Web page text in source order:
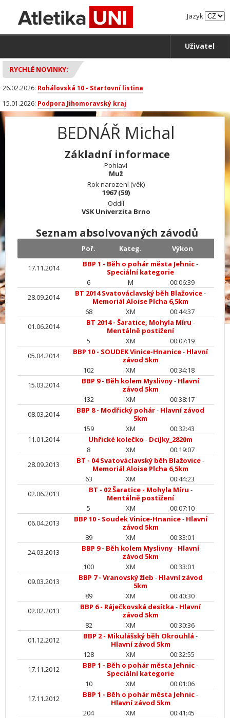
Jazyk
Uživatel
RYCHLÉ NOVINKY:
26.02.2026: Rohálovská 10 - Startovní listina
15.01.2026: Podpora Jihomoravský kraj
BEDNÁŘ Michal
Základní informace
Pohlaví
Muž
Rok narození (věk)
1967 (59)
Oddíl
VSK Univerzita Brno
Seznam absolvovaných závodů
Poř. Kateg. Výkon
17.11.2014 BBP 1 - Běh o pohár města Jehnic-
Speciální kategorie
6
M
00:06:39
28.09.2014
BT 2014 Svatováclavský běh Blažovice-
Memoriál Aloise Plcha 6,5km
68
XM
00:44:37
01.06.2014
BT 2014 - Šaratice, Mohyla Míru -
Mentálně postižení
5
XM
00:07:19
05.04.2014
BBP 10 - SOUDEK Vinice-Hnanice- Hlavní
závod 5km
102
XM
00:34:18
15.03.2014
BBP 9 - Běh kolem Myslivny- Hlavní
závod 5km
132
XM
00:38:17
08.03.2014
BBP 8 - Modřický pohár- Hlavní závod
5km
159
XM
00:32:43
11.01.2014
Uhřické kolečko - DciJky_2820m
8
XM
00:19:07
28.09.2013
BT - 04 Svatováclavský běh Blažovice-
Memoriál Aloise Plcha 6,5km
63
XM
00:44:23
02.06.2013
BT - 02 Šaratice - Mohyla Míru -
Mentálně postižení
5
XM
00:07:10
06.04.2013
BBP 10 - Soudek Vinice-Hnanice- Hlavní
závod 5km
89
XM
00:33:01
24.03.2013
BBP 9 - Běh kolem Myslivny- Hlavní
závod 5km
100
XM
00:33:01
09.03.2013
BBP 7 - Vranovský žleb - Hlavní závod
5km
89
XM
00:40:30
02.02.2013
BBP 6 - Ráječkovská desítka - Hlavní
závod 5km
82
XM
00:30:36
01.12.2012
BBP 2 - Mikulášský běh Okrouhlá -
Hlavní závod 5km
128
XM
00:32:55
17.11.2012
BBP 1 - Běh o pohár města Jehnic-
Speciální kategorie
10
XM
00:01:06
17.11.2012
BBP 1 - Běh o pohár města Jehnic-
Hlavní závod 5km
204
XM 00:41:45